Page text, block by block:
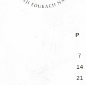
P
7
14
21